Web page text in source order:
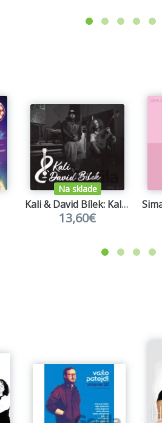
Na sklade
Kali & David Bílek: Kali & David Bílek (akustický výber)
13,60€